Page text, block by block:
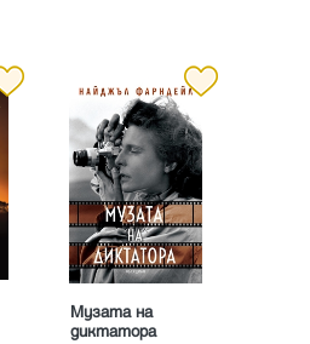
Музата на
диктатора